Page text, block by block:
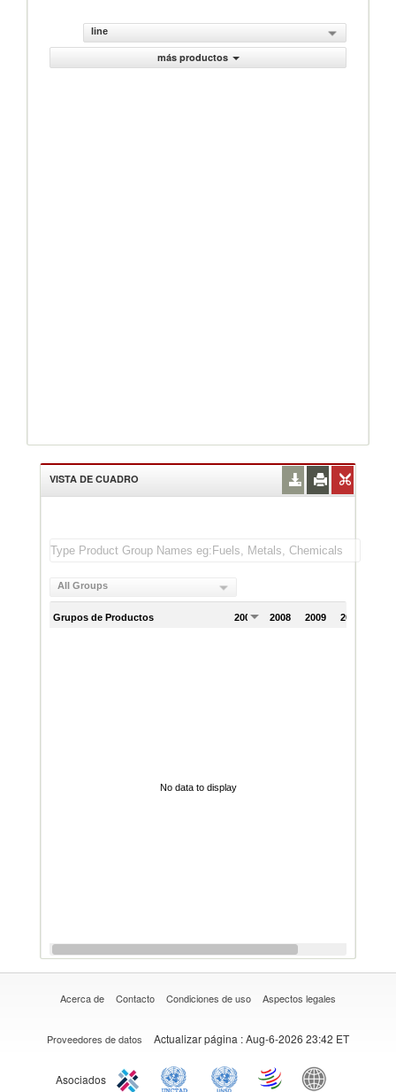
line
más productos
VISTA DE CUADRO
All Groups
Grupos de Productos 2007 2008 2009 2010
No data to display
Acerca de Contacto Condiciones de uso Aspectos legales
Proveedores de datos Actualizar página : Aug-6-2026 23:42 ET
Asociados